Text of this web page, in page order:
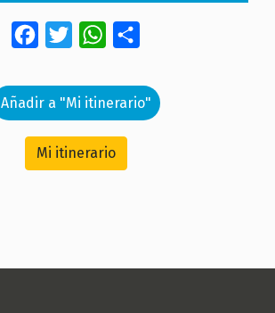
FacebookTwitterWhatsApp
Añadir a "Mi itinerario"
Mi itinerario